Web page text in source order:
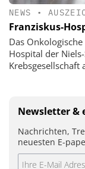
NEWS •
Franziskus-
Das
Hospital der
Krebsgesellschaft
Newsletter &
Nachrichten,
neuesten E-